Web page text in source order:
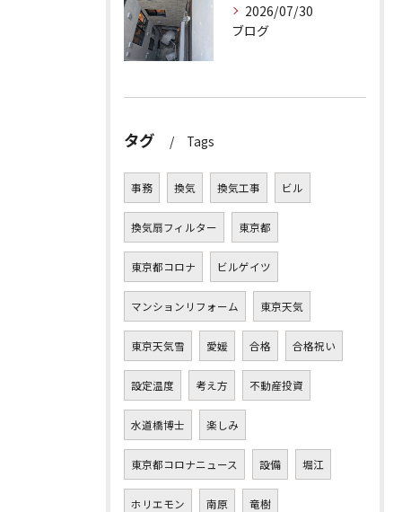
2026/07/30
ブログ
タグ Tags
事務 換気 換気工事 ビル
換気扇フィルター 東京都
東京都コロナ ビルゲイツ
マンションリフォーム 東京天気
東京天気雪 愛媛 合格 合格祝い
設定温度 考え方 不動産投資
水道橋博士 楽しみ
東京都コロナニュース 設備 堀江
ホリエモン 南原 竜樹